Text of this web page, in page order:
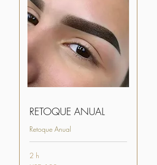
RETOQUE ANUAL
Retoque Anual
2 h